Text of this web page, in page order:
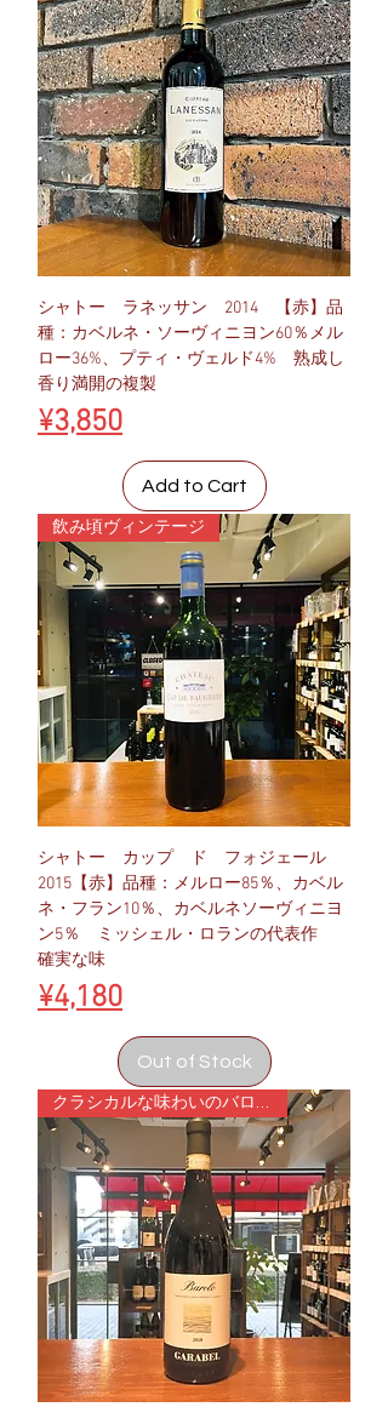
シャトー ラネッサン 2014 【赤】品
種：カベルネ・ソーヴィニヨン60％メル
ロー36%、プティ・ヴェルド4% 熟成し
香り満開の複製
Price
¥3,850
Add to Cart
飲み頃ヴィンテージ
シャトー カップ ド フォジェール
2015【赤】品種：メルロー85％、カベル
ネ・フラン10％、カベルネソーヴィニヨ
ン5％ ミッシェル・ロランの代表作
確実な味
Price
¥4,180
Out of Stock
クラシカルな味わいのバローロ